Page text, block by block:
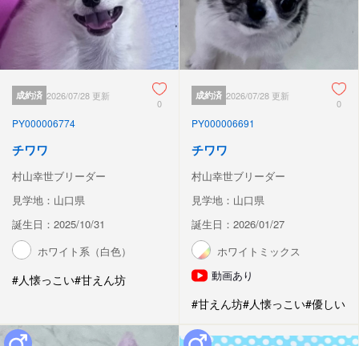
成約済 2026/07/28 更新
0
PY000006774
チワワ
村山幸世ブリーダー
見学地：山口県
誕生日：2025/10/31
ホワイト系（白色）
#人懐っこい#甘えん坊
成約済 2026/07/28 更新
0
PY000006691
チワワ
村山幸世ブリーダー
見学地：山口県
誕生日：2026/01/27
ホワイトミックス
動画あり
#甘えん坊#人懐っこい#優しい